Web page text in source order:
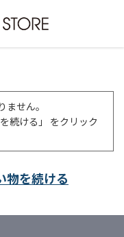
せん。
続ける」 をクリック
物を続ける